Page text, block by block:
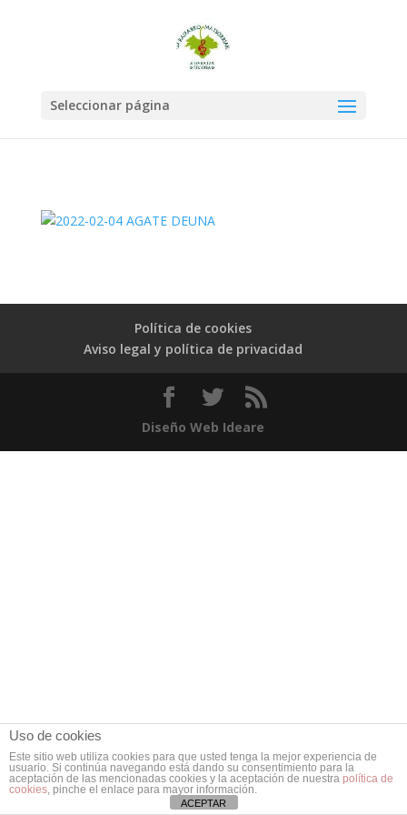
Seleccionar página
Política de cookies
Aviso legal y política de privacidad
Diseño Web Ideare
Uso de cookies
Este sitio web utiliza cookies para que usted tenga la mejor experiencia de
usuario. Si continúa navegando está dando su consentimiento para la
aceptación de las mencionadas cookies y la aceptación de nuestra política de
cookies, pinche el enlace para mayor información.
ACEPTAR